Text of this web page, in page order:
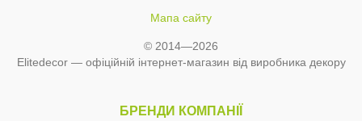
Мапа сайту
© 2014—2026
Elitedecor — офіційній інтернет-магазин від виробника декору
БРЕНДИ КОМПАНІЇ